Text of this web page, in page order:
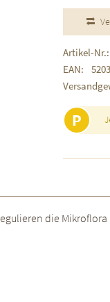
Artikel-Nr.:
EAN:
P
die